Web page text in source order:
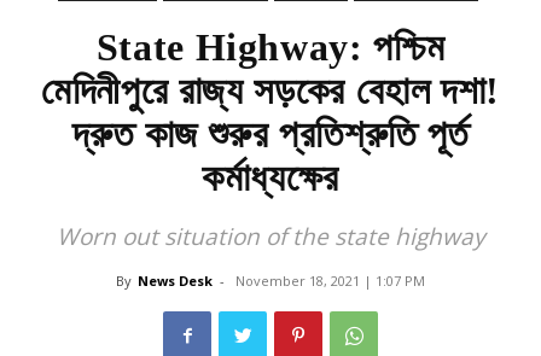
State Highway: পশ্চিম
মেদিনীপুরে রাজ্য সড়কের বেহাল দশা!
দ্রুত কাজ শুরুর প্রতিশ্রুতি পূর্ত
কর্মাধ্যক্ষের
Worn out situation of the state highway
By News Desk - November 18, 2021 | 1:07 PM